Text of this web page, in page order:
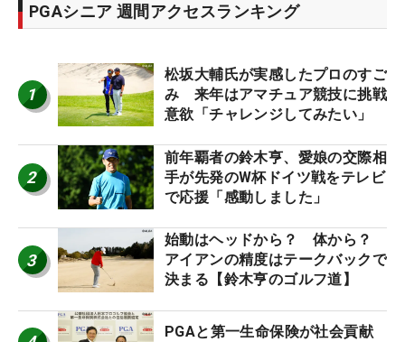
PGAシニア 週間アクセスランキング
1
松坂大輔氏が実感したプロのすご
み 来年はアマチュア競技に挑戦
意欲「チャレンジしてみたい」
2
前年覇者の鈴木亨、愛娘の交際相
手が先発のW杯ドイツ戦をテレビ
で応援「感動しました」
3
始動はヘッドから？ 体から？
アイアンの精度はテークバックで
決まる【鈴木亨のゴルフ道】
PGAと第一生命保険が社会貢献